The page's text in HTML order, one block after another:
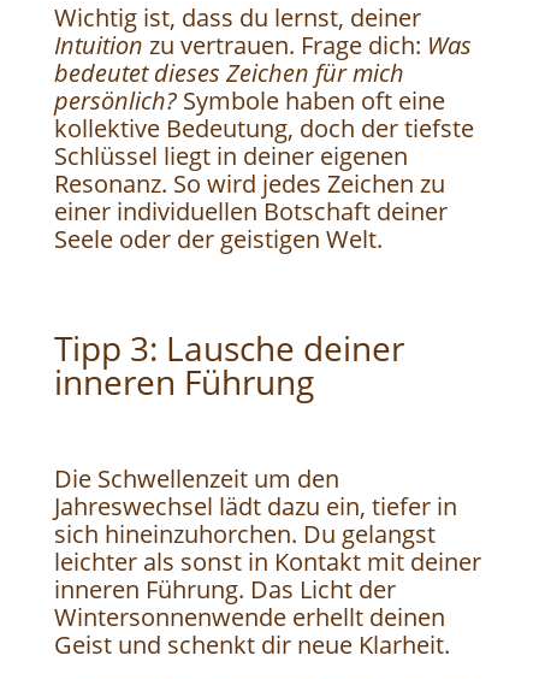
Wichtig ist, dass du lernst, deiner
Intuition zu vertrauen. Frage dich: Was
bedeutet dieses Zeichen für mich
persönlich?Symbole haben oft eine
kollektive Bedeutung, doch der tiefste
Schlüssel liegt in deiner eigenen
Resonanz. So wird jedes Zeichen zu
einer individuellen Botschaft deiner
Seele oder der geistigen Welt.
Tipp 3: Lausche deiner
inneren Führung
Die Schwellenzeit um den
Jahreswechsel lädt dazu ein, tiefer in
sich hineinzuhorchen. Du gelangst
leichter als sonst in Kontakt mit deiner
inneren Führung. Das Licht der
Wintersonnenwende erhellt deinen
Geist und schenkt dir neue Klarheit.